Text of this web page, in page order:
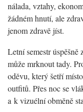
nálada, vztahy,
žádném hnutí, ale
jenom zdravě jíst.
Letní semestr
může mrknout tady.
oděvu, který šetří
outfitů. Přes noc se
a k vizuélní obměně